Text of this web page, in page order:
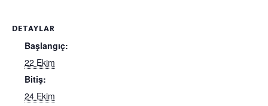
DETAYLAR
Başlangıç:
22 Ekim
Bitiş:
24 Ekim